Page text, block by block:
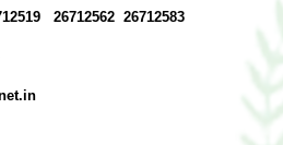
26712562 26712583